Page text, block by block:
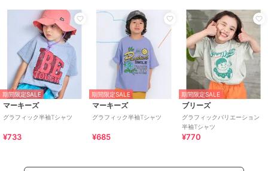
期間限定SALE
マーキーズ
グラフィック半袖Tシャツ
¥733
期間限定SALE
マーキーズ
グラフィック半袖Tシャツ
¥685
期間限定SALE
ブリーズ
グラフィックバリエーション
半袖Tシャツ
¥770